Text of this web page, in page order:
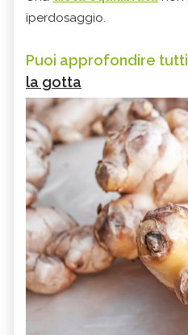
iperdosaggio.
Puoi approfondire tutti
la gotta